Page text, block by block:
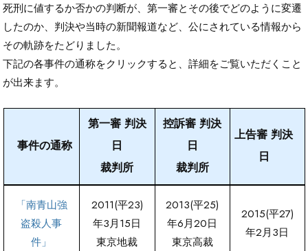
死刑に値するか否かの判断が、第一審とその後でどのように変遷
したのか、判決や当時の新聞報道など、公にされている情報から
その軌跡をたどりました。
下記の各事件の通称をクリックすると、詳細をご覧いただくこと
が出来ます。
事件の通称
第一審 判決
日
裁判所
控訴審 判決
日
裁判所
上告審 判決
日
「南青山強
盗殺人事
件」
2011(平23)
年3月15日
東京地裁
2013(平25)
年6月20日
東京高裁
2015(平27)
年2月3日